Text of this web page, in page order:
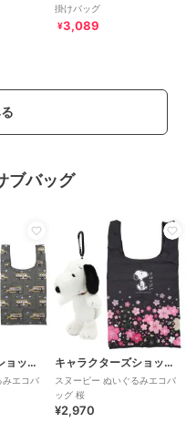
掛けバッグ
¥3,089
ブバッグ
キャラクターズショップ ラフラフ
みエコバ
キャラクターズショップ ラフラフ
スヌーピー ぬいぐるみエコバ
ッグ 桜
¥2,970